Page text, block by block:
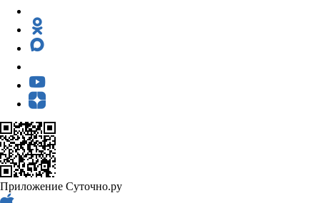
Приложение Суточно.ру